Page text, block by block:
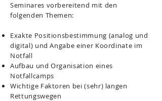
Seminares vorbereitend mit den
folgenden Themen:
Exakte Positionsbestimmung (analog und
digital) und Angabe einer Koordinate im
Notfall
Aufbau und Organisation eines
Notfallcamps
Wichtige Faktoren bei (sehr) langen
Rettungswegen